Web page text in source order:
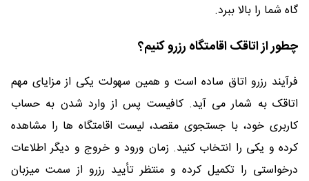
گاه شما را بالا ببرد.
چطور از اتاقک اقامتگاه رزرو کنیم؟
فرآیند رزرو اتاق ساده است و همین سهولت یکی از مزایای مهم
اتاقک به شمار می آید. کافیست پس از وارد شدن به حساب
کاربری خود، با جستجوی مقصد، لیست اقامتگاه ها را مشاهده
کرده و یکی را انتخاب کنید. زمان ورود و خروج و دیگر اطلاعات
درخواستی را تکمیل کرده و منتظر تأیید رزرو از سمت میزبان